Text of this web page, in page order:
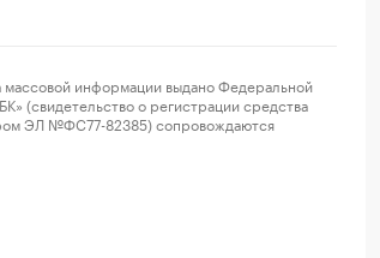
информации выдано Федеральной
(свидетельство о регистрации средства
ЭЛ №ФС77-82385) сопровождаются